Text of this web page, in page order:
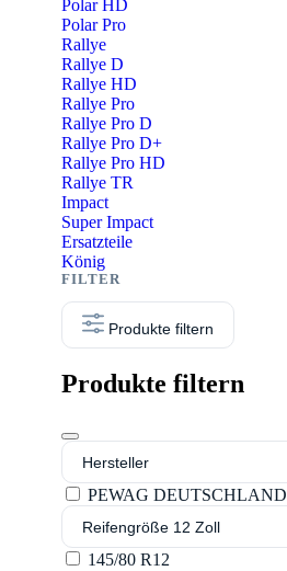
Polar HD
Polar Pro
Rallye
Rallye D
Rallye HD
Rallye Pro
Rallye Pro D
Rallye Pro D+
Rallye Pro HD
Rallye TR
Impact
Super Impact
Ersatzteile
König
Produkte filtern
Produkte filtern
Hersteller
PEWAG DEUTSCHLAND
Reifengröße 12 Zoll
145/80 R12